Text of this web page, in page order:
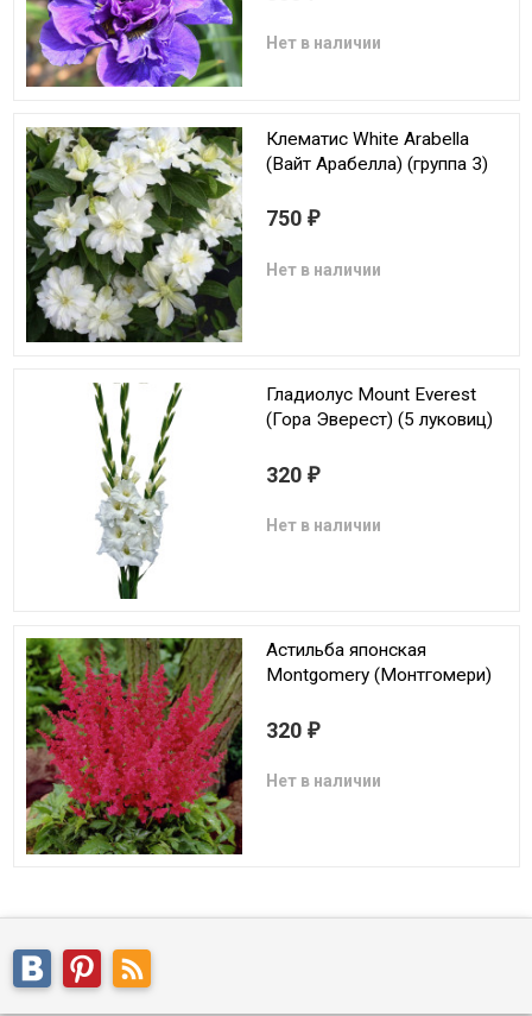
Нет в наличии
Клематис White Arabella
(Вайт Арабелла) (группа 3)
750 ₽
Нет в наличии
Гладиолус Mount Everest
(Гора Эверест) (5 луковиц)
320 ₽
Нет в наличии
Астильба японская
Montgomery (Монтгомери)
320 ₽
Нет в наличии